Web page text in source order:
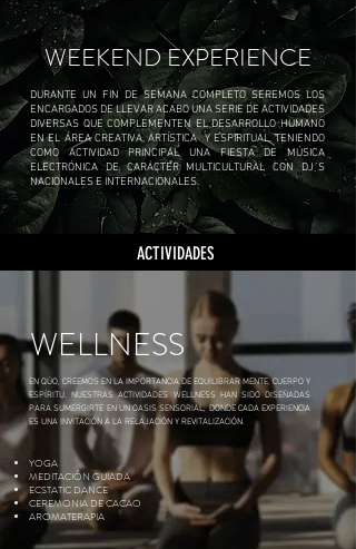
WEEKEND EXPERIENCE
DURANTE UN FIN DE SEMANA COMPLETO SEREMOS LOS
ENCARGADOS DE LLEVAR ACABO UNA SERIE DE ACTIVIDADES
DIVERSAS QUE COMPLEMENTEN EL DESARROLLO HUMANO
EN EL ÁREA CREATIVA, ARTÍSTICA Y ESPIRITUAL, TENIENDO
COMO ACTIVIDAD PRINCIPAL UNA FIESTA DE MÚSICA
ELECTRÓNICA DE CARÁCTER MULTICULTURAL CON DJ´S
NACIONALES E INTERNACIONALES.
ACTIVIDADES
WELLNESS
EN QÚO, CREEMOS EN LA IMPORTANCIA DE EQUILIBRAR MENTE, CUERPO Y
ESPÍRITU. NUESTRAS ACTIVIDADES WELLNESS HAN SIDO DISEÑADAS
PARA SUMERGIRTE EN UN OASIS SENSORIAL, DONDE CADA EXPERIENCIA
ES UNA INVITACIÓN A LA RELAJACIÓN Y REVITALIZACIÓN.
YOGA
MEDITACIÓN GUIADA
ECSTATIC DANCE
CEREMONIA DE CACAO
AROMATERAPIA